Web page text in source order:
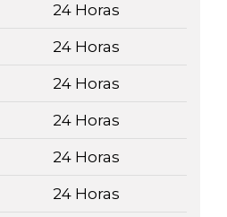
24 Horas
24 Horas
24 Horas
24 Horas
24 Horas
24 Horas